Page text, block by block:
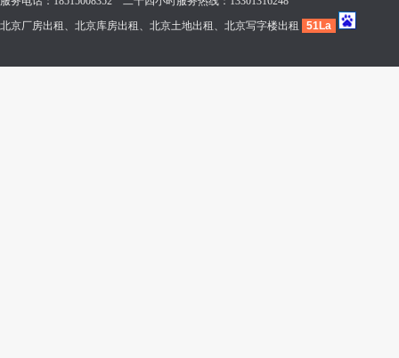
北京厂房出租、北京库房出租、北京土地出租、北京写字楼出租
51La